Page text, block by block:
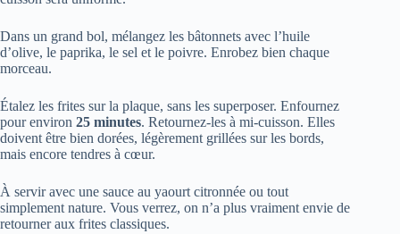
Dans un grand bol, mélangez les bâtonnets avec l’huile
d’olive, le paprika, le sel et le poivre. Enrobez bien chaque
morceau.
Étalez les frites sur la plaque, sans les superposer. Enfournez
pour environ 25 minutes. Retournez-les à mi-cuisson. Elles
doivent être bien dorées, légèrement grillées sur les bords,
mais encore tendres à cœur.
À servir avec une sauce au yaourt citronnée ou tout
simplement nature. Vous verrez, on n’a plus vraiment envie de
retourner aux frites classiques.